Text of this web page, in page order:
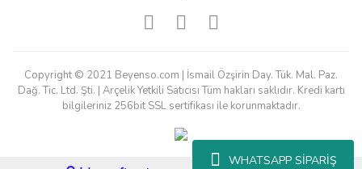
WHATSAPP SİPARİŞ
Copyright © 2021 Beyenso.com | İsmail Özşirin Day. Tük. Mal. Paz.
Dağ. Tic. Ltd. Şti. | Arçelik Yetkili Satıcısı Tüm hakları saklıdır. Kredi kartı
bilgileriniz 256bit SSL sertifikası ile korunmaktadır.